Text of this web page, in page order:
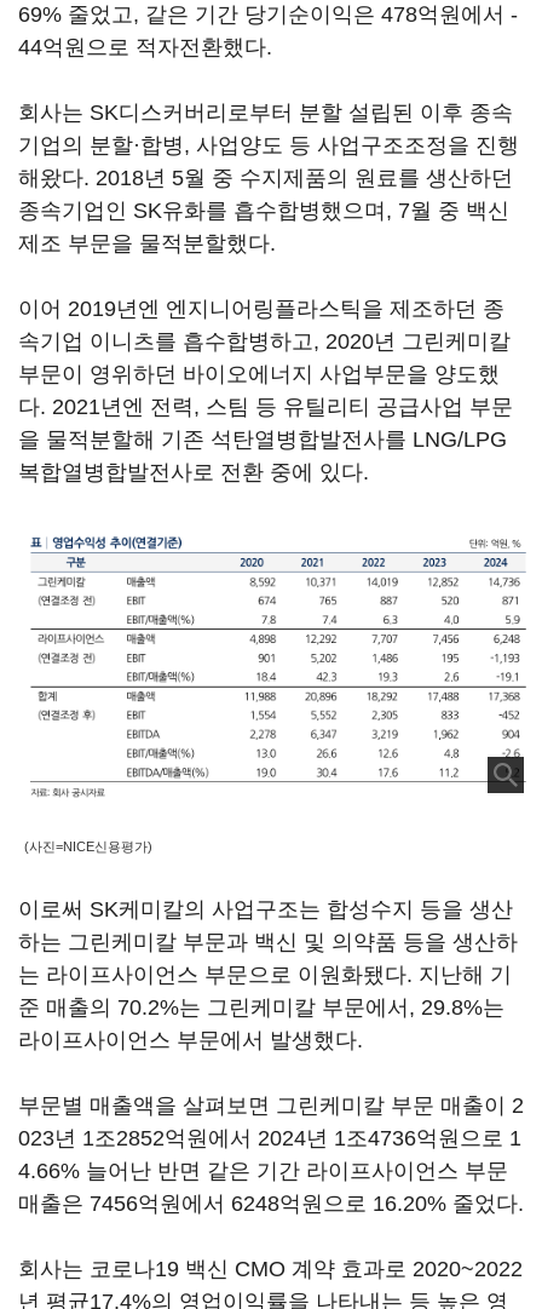
69% 줄었고, 같은 기간 당기순이익은 478억원에서 -
44억원으로 적자전환했다.
회사는 SK디스커버리로부터 분할 설립된 이후 종속
기업의 분할·합병, 사업양도 등 사업구조조정을 진행
해왔다. 2018년 5월 중 수지제품의 원료를 생산하던
종속기업인 SK유화를 흡수합병했으며, 7월 중 백신
제조 부문을 물적분할했다.
이어 2019년엔 엔지니어링플라스틱을 제조하던 종
속기업 이니츠를 흡수합병하고, 2020년 그린케미칼
부문이 영위하던 바이오에너지 사업부문을 양도했
다. 2021년엔 전력, 스팀 등 유틸리티 공급사업 부문
을 물적분할해 기존 석탄열병합발전사를 LNG/LPG
복합열병합발전사로 전환 중에 있다.
(사진=NICE신용평가)
이로써 SK케미칼의 사업구조는 합성수지 등을 생산
하는 그린케미칼 부문과 백신 및 의약품 등을 생산하
는 라이프사이언스 부문으로 이원화됐다. 지난해 기
준 매출의 70.2%는 그린케미칼 부문에서, 29.8%는
라이프사이언스 부문에서 발생했다.
부문별 매출액을 살펴보면 그린케미칼 부문 매출이 2
023년 1조2852억원에서 2024년 1조4736억원으로 1
4.66% 늘어난 반면 같은 기간 라이프사이언스 부문
매출은 7456억원에서 6248억원으로 16.20% 줄었다.
회사는 코로나19 백신 CMO 계약 효과로 2020~2022
년 평균17.4%의 영업이익률을 나타내는 등 높은 영